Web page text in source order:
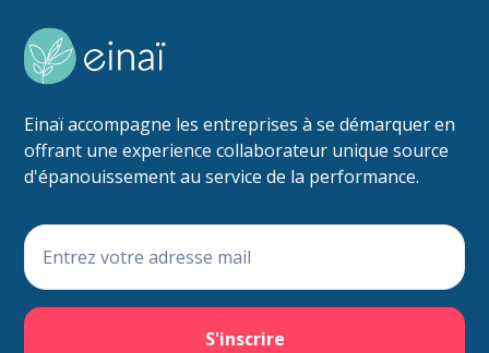
Einaï accompagne les entreprises à se démarquer en
offrant une experience collaborateur unique source
d'épanouissement au service de la performance.